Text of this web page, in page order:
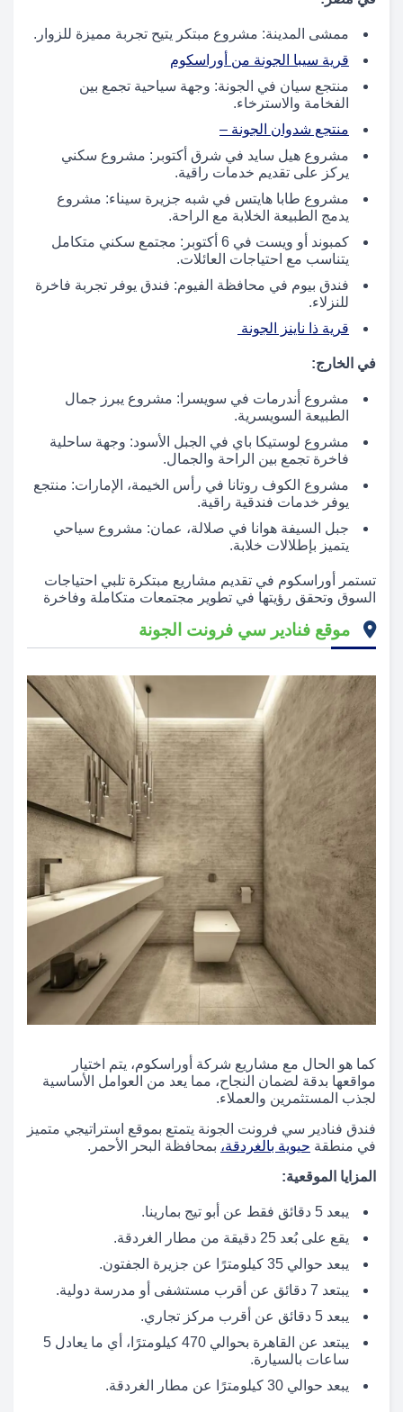
ممشى المدينة: مشروع مبتكر يتيح تجربة مميزة للزوار.
قرية سيبا الجونة من أوراسكوم
منتجع سيان في الجونة: وجهة سياحية تجمع بين
الفخامة والاسترخاء.
منتجع شدوان الجونة –
مشروع هيل سايد في شرق أكتوبر: مشروع سكني
يركز على تقديم خدمات راقية.
مشروع طابا هايتس في شبه جزيرة سيناء: مشروع
يدمج الطبيعة الخلابة مع الراحة.
كمبوند أو ويست في 6 أكتوبر: مجتمع سكني متكامل
يتناسب مع احتياجات العائلات.
فندق بيوم في محافظة الفيوم: فندق يوفر تجربة فاخرة
للنزلاء.
قرية ذا ناينز الجونة
في الخارج:
مشروع أندرمات في سويسرا: مشروع يبرز جمال
الطبيعة السويسرية.
مشروع لوستيكا باي في الجبل الأسود: وجهة ساحلية
فاخرة تجمع بين الراحة والجمال.
مشروع الكوف روتانا في رأس الخيمة، الإمارات: منتجع
يوفر خدمات فندقية راقية.
جبل السيفة هوانا في صلالة، عمان: مشروع سياحي
يتميز بإطلالات خلابة.
تستمر أوراسكوم في تقديم مشاريع مبتكرة تلبي احتياجات
السوق وتحقق رؤيتها في تطوير مجتمعات متكاملة وفاخرة
موقع فنادير سي فرونت الجونة
كما هو الحال مع مشاريع شركة أوراسكوم، يتم اختيار
مواقعها بدقة لضمان النجاح، مما يعد من العوامل الأساسية
لجذب المستثمرين والعملاء.
فندق فنادير سي فرونت الجونة يتمتع بموقع استراتيجي متميز
في منطقة حيوية بالغردقة، بمحافظة البحر الأحمر.
المزايا الموقعية:
يبعد 5 دقائق فقط عن أبو تيج بمارينا.
يقع على بُعد 25 دقيقة من مطار الغردقة.
يبعد حوالي 35 كيلومترًا عن جزيرة الجفتون.
يبتعد 7 دقائق عن أقرب مستشفى أو مدرسة دولية.
يبعد 5 دقائق عن أقرب مركز تجاري.
يبتعد عن القاهرة بحوالي 470 كيلومترًا، أي ما يعادل 5
ساعات بالسيارة.
يبعد حوالي 30 كيلومترًا عن مطار الغردقة.